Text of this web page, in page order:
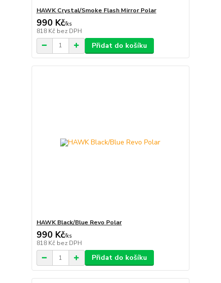
HAWK Crystal/Smoke Flash Mirror Polar
990 Kč/ks
818 Kč bez DPH
Přidat do košíku
HAWK Black/Blue Revo Polar
990 Kč/ks
818 Kč bez DPH
Přidat do košíku